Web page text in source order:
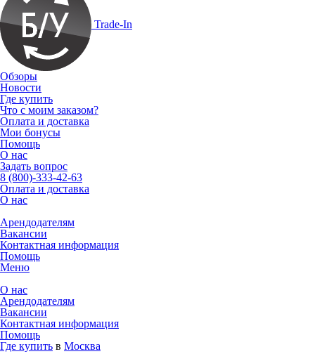
Trade-In
Обзоры
Новости
Где купить
Что с моим заказом?
Оплата и доставка
Мои бонусы
Помощь
О нас
Задать вопрос
8 (800)-333-42-63
Оплата и доставка
О нас
Арендодателям
Вакансии
Контактная информация
Помощь
Меню
О нас
Арендодателям
Вакансии
Контактная информация
Помощь
Где купить в Москва